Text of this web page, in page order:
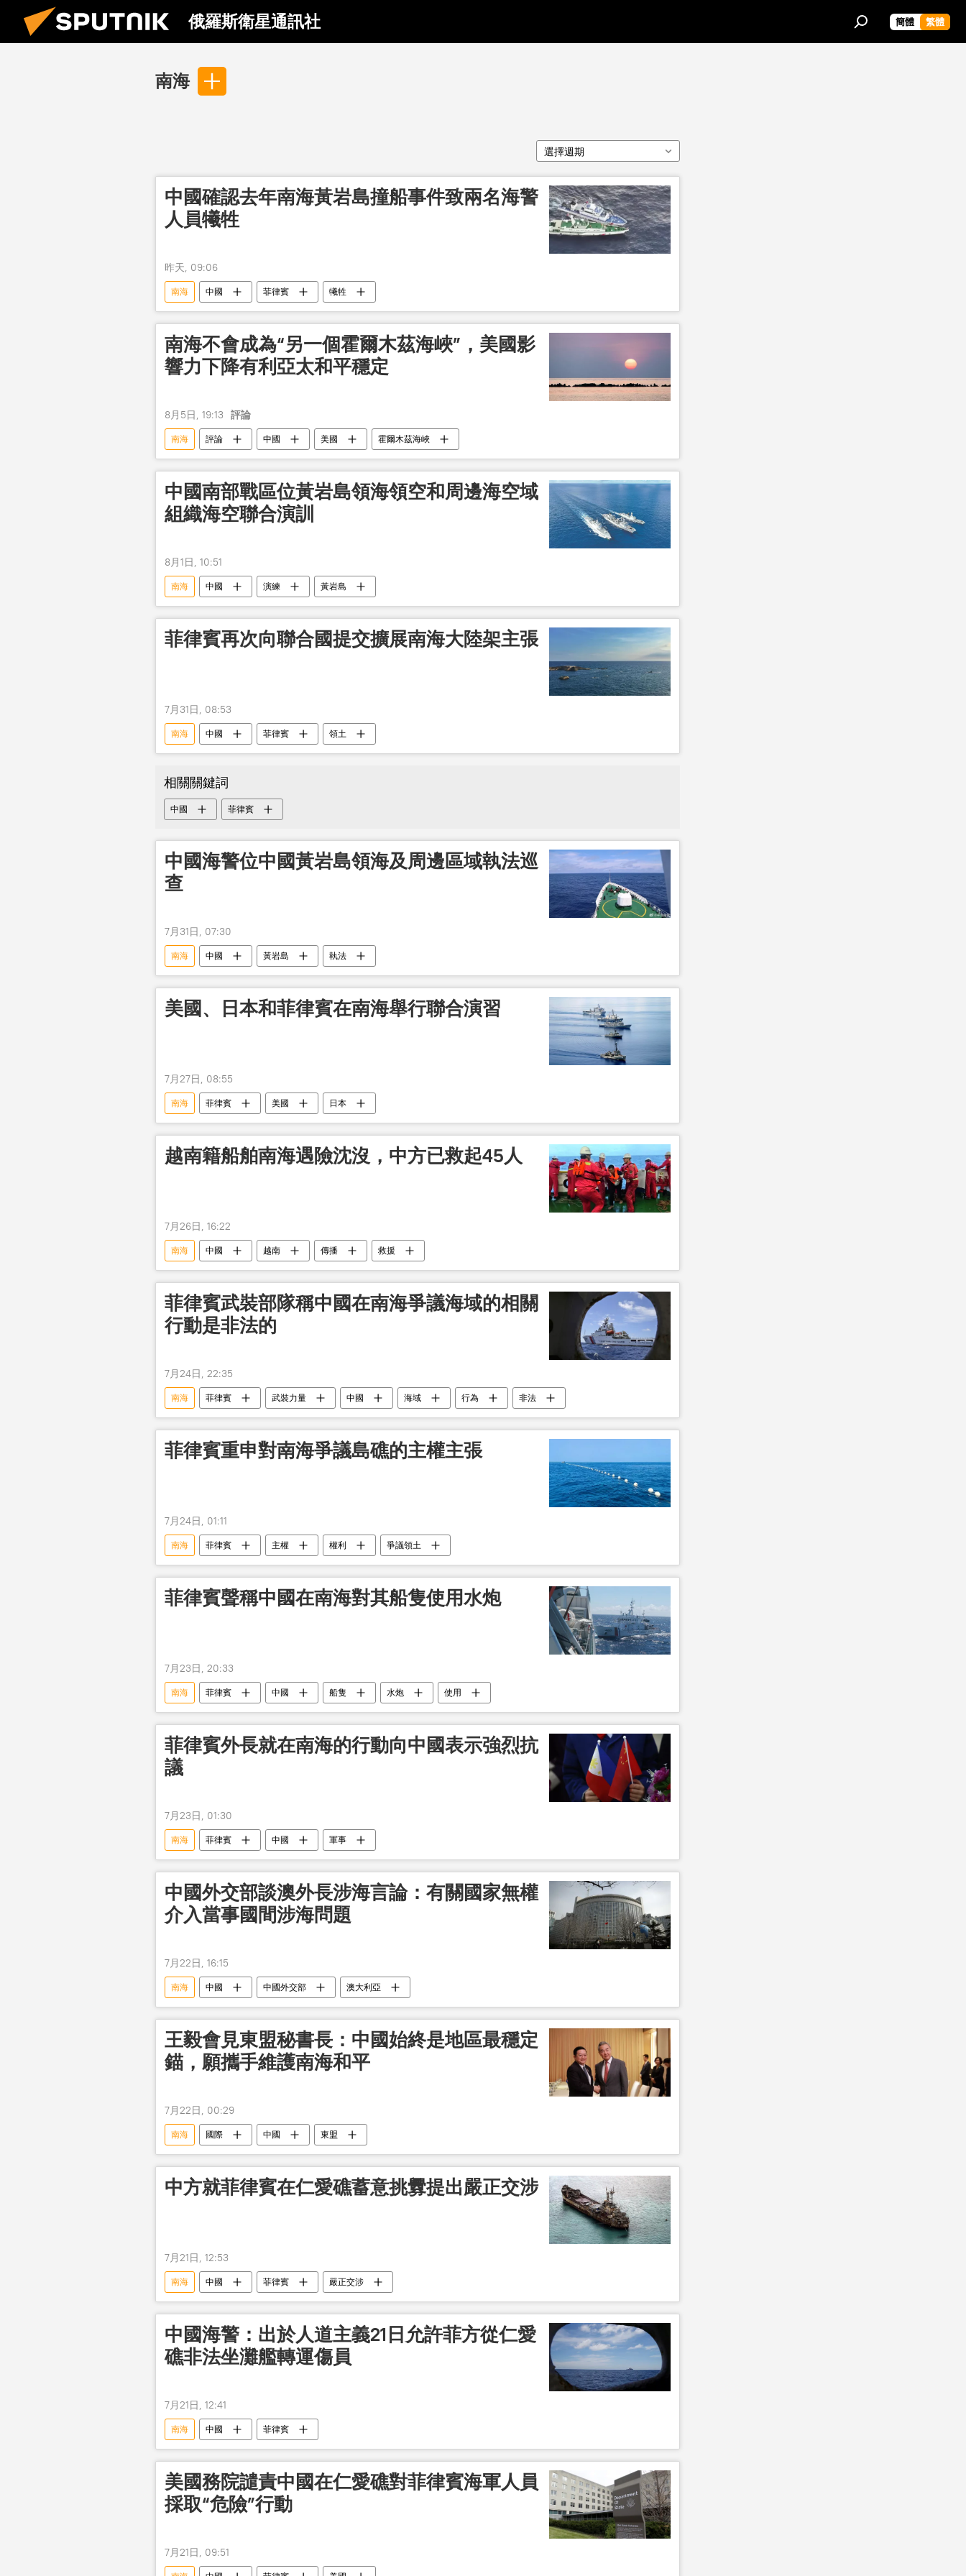
俄羅斯衛星通訊社 簡體 繁體
南海
選擇週期
中國確認去年南海黃岩島撞船事件致兩名海警
人員犧牲
昨天, 09:06
南海 中國 菲律賓 犧牲
南海不會成為“另一個霍爾木茲海峽”，美國影
響力下降有利亞太和平穩定
8月5日, 19:13 評論
南海 評論 中國 美國 霍爾木茲海峽
中國南部戰區位黃岩島領海領空和周邊海空域
組織海空聯合演訓
8月1日, 10:51
南海 中國 演練 黃岩島
菲律賓再次向聯合國提交擴展南海大陸架主張
7月31日, 08:53
南海 中國 菲律賓 領土
相關關鍵詞
中國 菲律賓
中國海警位中國黃岩島領海及周邊區域執法巡
查
7月31日, 07:30
南海 中國 黃岩島 執法
美國、日本和菲律賓在南海舉行聯合演習
7月27日, 08:55
南海 菲律賓 美國 日本
越南籍船舶南海遇險沈沒，中方已救起45人
7月26日, 16:22
南海 中國 越南 傳播 救援
菲律賓武裝部隊稱中國在南海爭議海域的相關
行動是非法的
7月24日, 22:35
南海 菲律賓 武裝力量 中國 海域 行為 非法
菲律賓重申對南海爭議島礁的主權主張
7月24日, 01:11
南海 菲律賓 主權 權利 爭議領土
菲律賓聲稱中國在南海對其船隻使用水炮
7月23日, 20:33
南海 菲律賓 中國 船隻 水炮 使用
菲律賓外長就在南海的行動向中國表示強烈抗
議
7月23日, 01:30
南海 菲律賓 中國 軍事
中國外交部談澳外長涉海言論：有關國家無權
介入當事國間涉海問題
7月22日, 16:15
南海 中國 中國外交部 澳大利亞
王毅會見東盟秘書長：中國始終是地區最穩定
錨，願攜手維護南海和平
7月22日, 00:29
南海 國際 中國 東盟
中方就菲律賓在仁愛礁蓄意挑釁提出嚴正交涉
7月21日, 12:53
南海 中國 菲律賓 嚴正交涉
中國海警：出於人道主義21日允許菲方從仁愛
礁非法坐灘艦轉運傷員
7月21日, 12:41
南海 中國 菲律賓
美國務院譴責中國在仁愛礁對菲律賓海軍人員
採取“危險”行動
7月21日, 09:51